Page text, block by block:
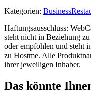
Kategorien: Business
Haftungsausschluss:
steht nicht in Beziehung
oder empfohlen und steht
zu Hostme. Alle
ihrer jeweiligen Inhaber.
Das könnte